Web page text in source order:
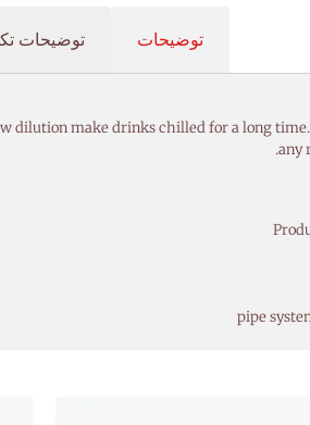
توضیحات توضیحات
dilution make drinks chilled for a long
any